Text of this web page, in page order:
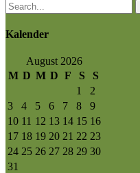
Kalender
August 2026
M D M D F S
S
1
2
3
4 5 6 7 8
9
10 11 12 13 14 15 16
17 18 19 20 21 22 23
24 25 26 27 28 29 30
31